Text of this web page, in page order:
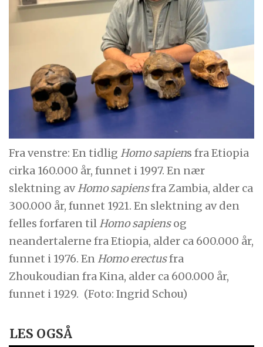
Fra venstre: En tidligHomo sapiens fra Etiopia
cirka 160.000 år, funnet i 1997. En nær
slektning avHomo sapiensfra Zambia, alder ca
300.000 år, funnet 1921. En slektning av den
felles forfaren tilHomo sapiensog
neandertalerne fra Etiopia, alder ca 600.000 år,
funnet i 1976. EnHomo erectusfra
Zhoukoudian fra Kina, alder ca 600.000 år,
funnet i 1929. (Foto: Ingrid Schou)
LES OGSÅ